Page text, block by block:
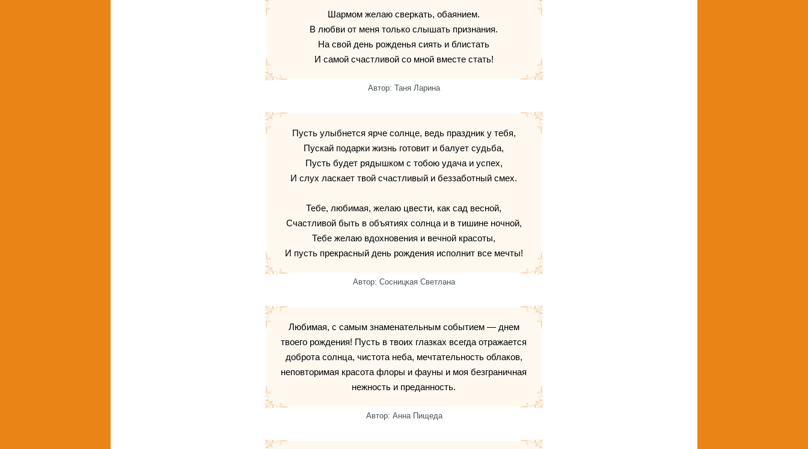
Шармом желаю сверкать, обаянием.
В любви от меня только слышать признания.
На свой день рожденья сиять и блистать
И самой счастливой со мной вместе стать!
Автор: Таня Ларина
Пусть улыбнется ярче солнце, ведь праздник у тебя,
Пускай подарки жизнь готовит и балует судьба,
Пусть будет рядышком с тобою удача и успех,
И слух ласкает твой счастливый и беззаботный смех.
Тебе, любимая, желаю цвести, как сад весной,
Счастливой быть в объятиях солнца и в тишине ночной,
Тебе желаю вдохновения и вечной красоты,
И пусть прекрасный день рождения исполнит все мечты!
Автор: Сосницкая Светлана
Любимая, с самым знаменательным событием — днем
твоего рождения! Пусть в твоих глазках всегда отражается
доброта солнца, чистота неба, мечтательность облаков,
неповторимая красота флоры и фауны и моя безграничная
нежность и преданность.
Автор: Анна Пищеда